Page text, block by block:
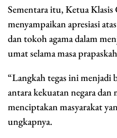
Sementara itu, Ketua
menyampaikan apresiasi
dan tokoh agama dalam
umat selama masa
“Langkah tegas ini menjadi
antara kekuatan negara
menciptakan masyarakat
ungkapnya.